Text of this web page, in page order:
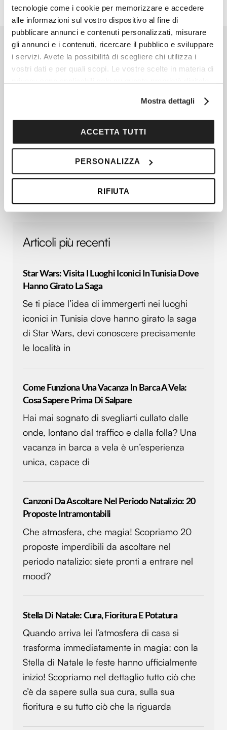
tecnologie come i cookie per memorizzare e accedere
alle informazioni sul vostro dispositivo al fine di
pubblicare annunci e contenuti personalizzati, misurare
gli annunci e i contenuti, ricercare il pubblico e sviluppare
i servizi. Avete la possibilità di scegliere chi utilizza i
vostri dati e per quali scopi. Le vostre scelte in materia di
modificare o revocare il proprio consenso in qualsiasi
sull'icona di attivazione della privacy.
raccogliere informazioni sulla tua posizione
geografica, con un'approssimazione di qualche
Identificare il tuo dispositivo, scansionandolo
Approfondisci come vengono elaborati i tuoi dati personali
dalla Dichiarazione sui cookie.
Utilizziamo i cookie per personalizzare contenuti ed
annunci, per fornire funzionalità dei social media e per
analizzare il nostro traffico. Condividiamo inoltre
informazioni sul modo in cui utilizzi il nostro sito con i
nostri partner che si occupano di analisi dei dati web,
raccolto dal tuo utilizzo dei loro servizi.
Mostra dettagli
ACCETTA TUTTI
PERSONALIZZA
RIFIUTA
Articoli più recenti
Star Wars: Visita I Luoghi Iconici In Tunisia Dove
Hanno Girato La Saga
Se ti piace l’idea di immergerti nei luoghi
iconici in Tunisia dove hanno girato la saga
di Star Wars, devi conoscere precisamente
le località in
Come Funziona Una Vacanza In Barca A Vela:
Cosa Sapere Prima Di Salpare
Hai mai sognato di svegliarti cullato dalle
onde, lontano dal traffico e dalla folla? Una
vacanza in barca a vela è un’esperienza
unica, capace di
Canzoni Da Ascoltare Nel Periodo Natalizio: 20
Proposte Intramontabili
Che atmosfera, che magia! Scopriamo 20
proposte imperdibili da ascoltare nel
periodo natalizio: siete pronti a entrare nel
mood?
Stella Di Natale: Cura, Fioritura E Potatura
Quando arriva lei l’atmosfera di casa si
trasforma immediatamente in magia: con la
Stella di Natale le feste hanno ufficialmente
inizio! Scopriamo nel dettaglio tutto ciò che
c’è da sapere sulla sua cura, sulla sua
fioritura e su tutto ciò che la riguarda